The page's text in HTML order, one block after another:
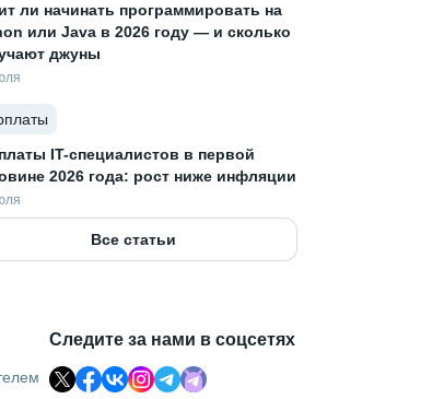
ли начинать программировать на
или Java в 2026 году — и сколько
джуны
IT-специалистов в первой
2026 года: рост ниже инфляции
Все статьи
Следите за нами в соцсетях